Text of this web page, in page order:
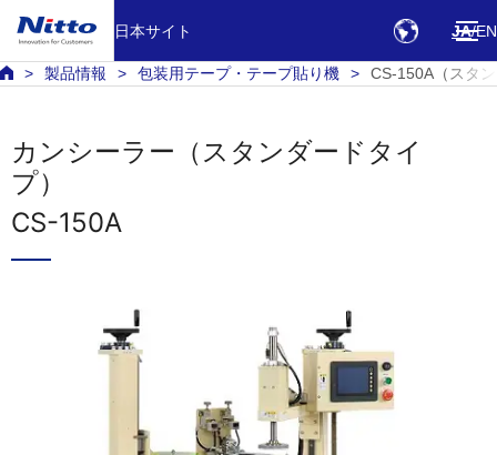
日本サイト JA EN
製品情報 包装用テープ・テープ貼り機 CS-150A（スタ
カンシーラー（スタンダードタイ
プ）
CS-150A